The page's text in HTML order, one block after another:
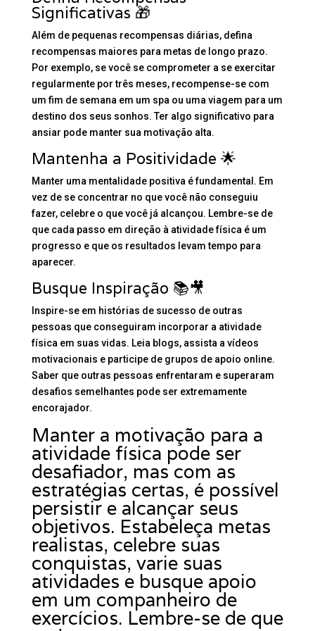
Significativas 🎁
Além de pequenas recompensas diárias, defina
recompensas maiores para metas de longo prazo.
Por exemplo, se você se comprometer a se exercitar
regularmente por três meses, recompense-se com
um fim de semana em um spa ou uma viagem para um
destino dos seus sonhos. Ter algo significativo para
ansiar pode manter sua motivação alta.
Mantenha a Positividade 🌟
Manter uma mentalidade positiva é fundamental. Em
vez de se concentrar no que você não conseguiu
fazer, celebre o que você já alcançou. Lembre-se de
que cada passo em direção à atividade física é um
progresso e que os resultados levam tempo para
aparecer.
Busque Inspiração 📚🎥
Inspire-se em histórias de sucesso de outras
pessoas que conseguiram incorporar a atividade
física em suas vidas. Leia blogs, assista a vídeos
motivacionais e participe de grupos de apoio online.
Saber que outras pessoas enfrentaram e superaram
desafios semelhantes pode ser extremamente
encorajador.
Manter a motivação para a
atividade física pode ser
desafiador, mas com as
estratégias certas, é possível
persistir e alcançar seus
objetivos. Estabeleça metas
realistas, celebre suas
conquistas, varie suas
atividades e busque apoio
em um companheiro de
exercícios. Lembre-se de que